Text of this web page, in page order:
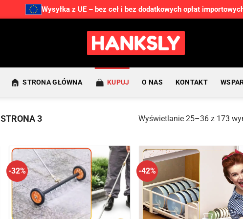
Wysyłka z UE – bez ceł i bez dodatkowych opłat
STRONA GŁÓWNA KUPUJ O NAS KONTAKT
STRONA 3 Wyświetlanie 25–36 z 173
-32% -42%